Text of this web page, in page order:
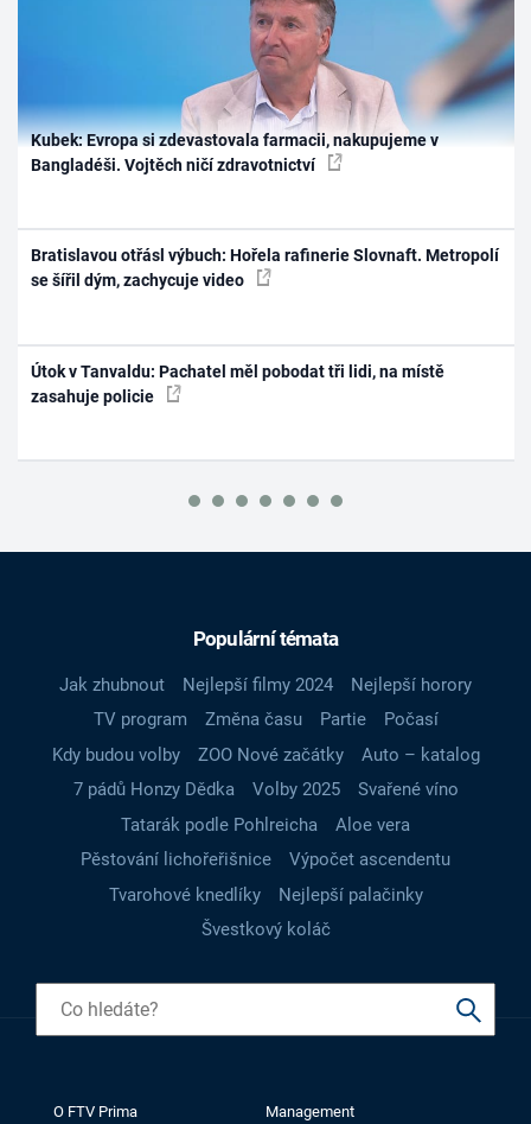
Kubek: Evropa si zdevastovala farmacii, nakupujeme v
Bangladéši. Vojtěch ničí zdravotnictví
Bratislavou otřásl výbuch: Hořela rafinerie Slovnaft. Metropolí
se šířil dým, zachycuje video
Útok v Tanvaldu: Pachatel měl pobodat tři lidi, na místě
zasahuje policie
Populární témata
Jak zhubnout Nejlepší filmy 2024
Nejlepší horory
TV program
Změna času Partie
Počasí
Kdy budou volby
ZOO Nové začátky
Auto – katalog
7 pádů Honzy Dědka
Volby 2025
Svařené víno
Tatarák podle Pohlreicha
Aloe vera
Pěstování lichořeřišnice
Výpočet ascendentu
Tvarohové knedlíky
Nejlepší palačinky
Švestkový koláč
O FTV Prima Management